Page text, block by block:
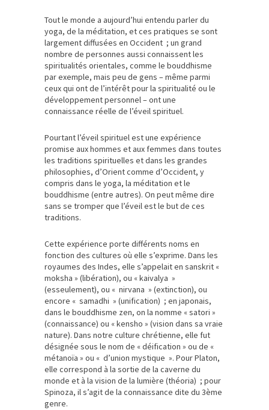
Tout le monde a aujourd’hui entendu parler du
yoga, de la méditation, et ces pratiques se sont
largement diffusées en Occident ; un grand
nombre de personnes aussi connaissent les
spiritualités orientales, comme le bouddhisme
par exemple, mais peu de gens – même parmi
ceux qui ont de l’intérêt pour la spiritualité ou le
développement personnel – ont une
connaissance réelle de l’éveil spirituel.
Pourtant l’éveil spirituel est une expérience
promise aux hommes et aux femmes dans toutes
les traditions spirituelles et dans les grandes
philosophies, d’Orient comme d’Occident, y
compris dans le yoga, la méditation et le
bouddhisme (entre autres). On peut même dire
sans se tromper que l’éveil est le but de ces
traditions.
Cette expérience porte différents noms en
fonction des cultures où elle s’exprime. Dans les
royaumes des Indes, elle s’appelait en sanskrit «
moksha » (libération), ou « kaivalya »
(esseulement), ou « nirvana » (extinction), ou
encore « samadhi » (unification) ; en japonais,
dans le bouddhisme zen, on la nomme « satori »
(connaissance) ou « kensho » (vision dans sa vraie
nature). Dans notre culture chrétienne, elle fut
désignée sous le nom de « déification » ou de «
métanoïa » ou « d’union mystique ». Pour Platon,
elle correspond à la sortie de la caverne du
monde et à la vision de la lumière (théoria) ; pour
Spinoza, il s’agit de la connaissance dite du 3ème
genre.